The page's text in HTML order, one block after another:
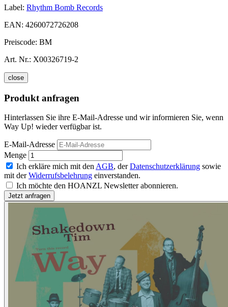
Label: Rhythm Bomb Records
EAN: 4260072726208
Preiscode: BM
Art. Nr.: X00326719-2
close
Produkt anfragen
Hinterlassen Sie ihre E-Mail-Adresse und wir informieren Sie, wenn
Way Up! wieder verfügbar ist.
E-Mail-Adresse
Menge
Ich erkläre mich mit den AGB, derDatenschutzerklärung sowie
mit derWiderrufsbelehrung einverstanden.
Ich möchte den HOANZL Newsletter abonnieren.